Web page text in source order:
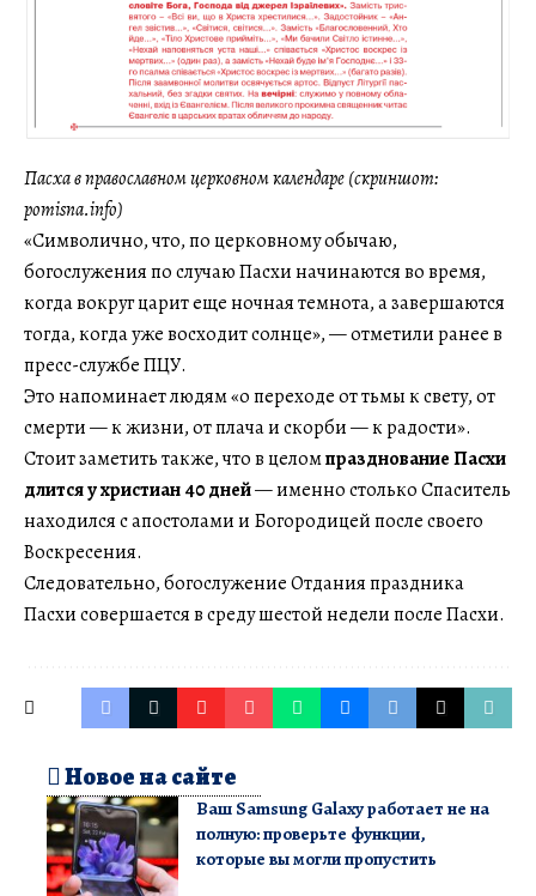
Пасха в православном церковном календаре (скриншот:
pomisna.info)
«Символично, что, по церковному обычаю,
богослужения по случаю Пасхи начинаются во время,
когда вокруг царит еще ночная темнота, а завершаются
тогда, когда уже восходит солнце», — отметили ранее в
пресс-службе ПЦУ.
Это напоминает людям «о переходе от тьмы к свету, от
смерти — к жизни, от плача и скорби — к радости».
Стоит заметить также, что в целомпразднование Пасхи
длится у христиан 40 дней— именно столько Спаситель
находился с апостолами и Богородицей после своего
Воскресения.
Следовательно, богослужение Отдания праздника
Пасхи совершается в среду шестой недели после Пасхи.
Новое на сайте
Ваш Samsung Galaxy работает не на
полную: проверьте функции,
которые вы могли пропустить